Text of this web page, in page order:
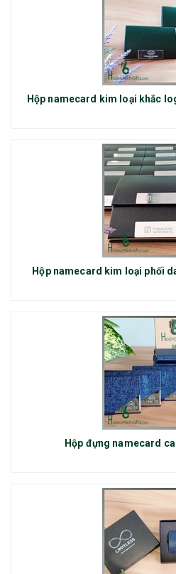
Hộp namecard kim loại khắc
Hộp namecard kim loại phối
Hộp đựng namecard